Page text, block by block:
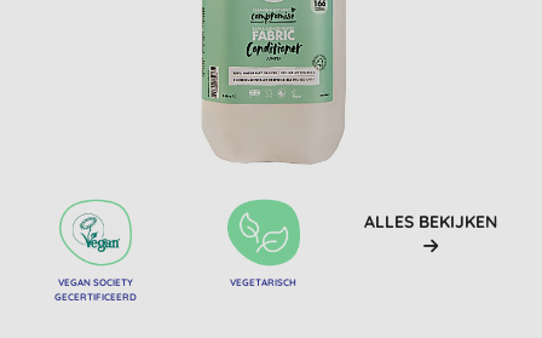
VEGAN SOCIETY
GECERTIFICEERD
VEGETARISCH
ALLES BEKIJKEN